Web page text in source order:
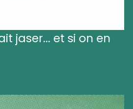
jaser... et si on en